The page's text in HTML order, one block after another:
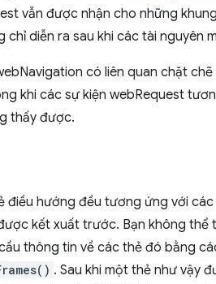
vẫn được nhận cho những
diễn ra sau khi các tài nguyên
có liên quan chặt
khi các sự kiện webRequest
thấy được.
điều hướng đều tương ứng với
kết xuất trước. Bạn không thể
thông tin về các thẻ đó bằng
. Sau khi một thẻ như vậy